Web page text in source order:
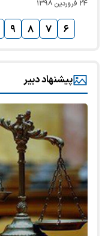
۲۴ فروردین ۱۳۹۸
۶ ۷ ۸ ۹
پیشنهاد دبیر